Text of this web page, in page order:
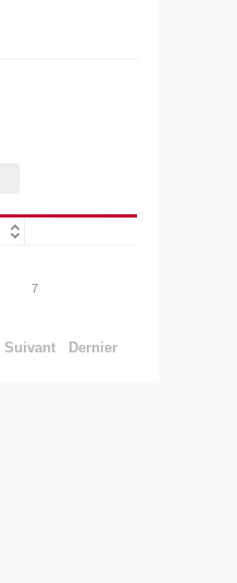
7
Suivant Dernier